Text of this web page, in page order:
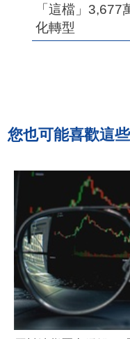
「這檔」
化轉型
您也可能喜歡這